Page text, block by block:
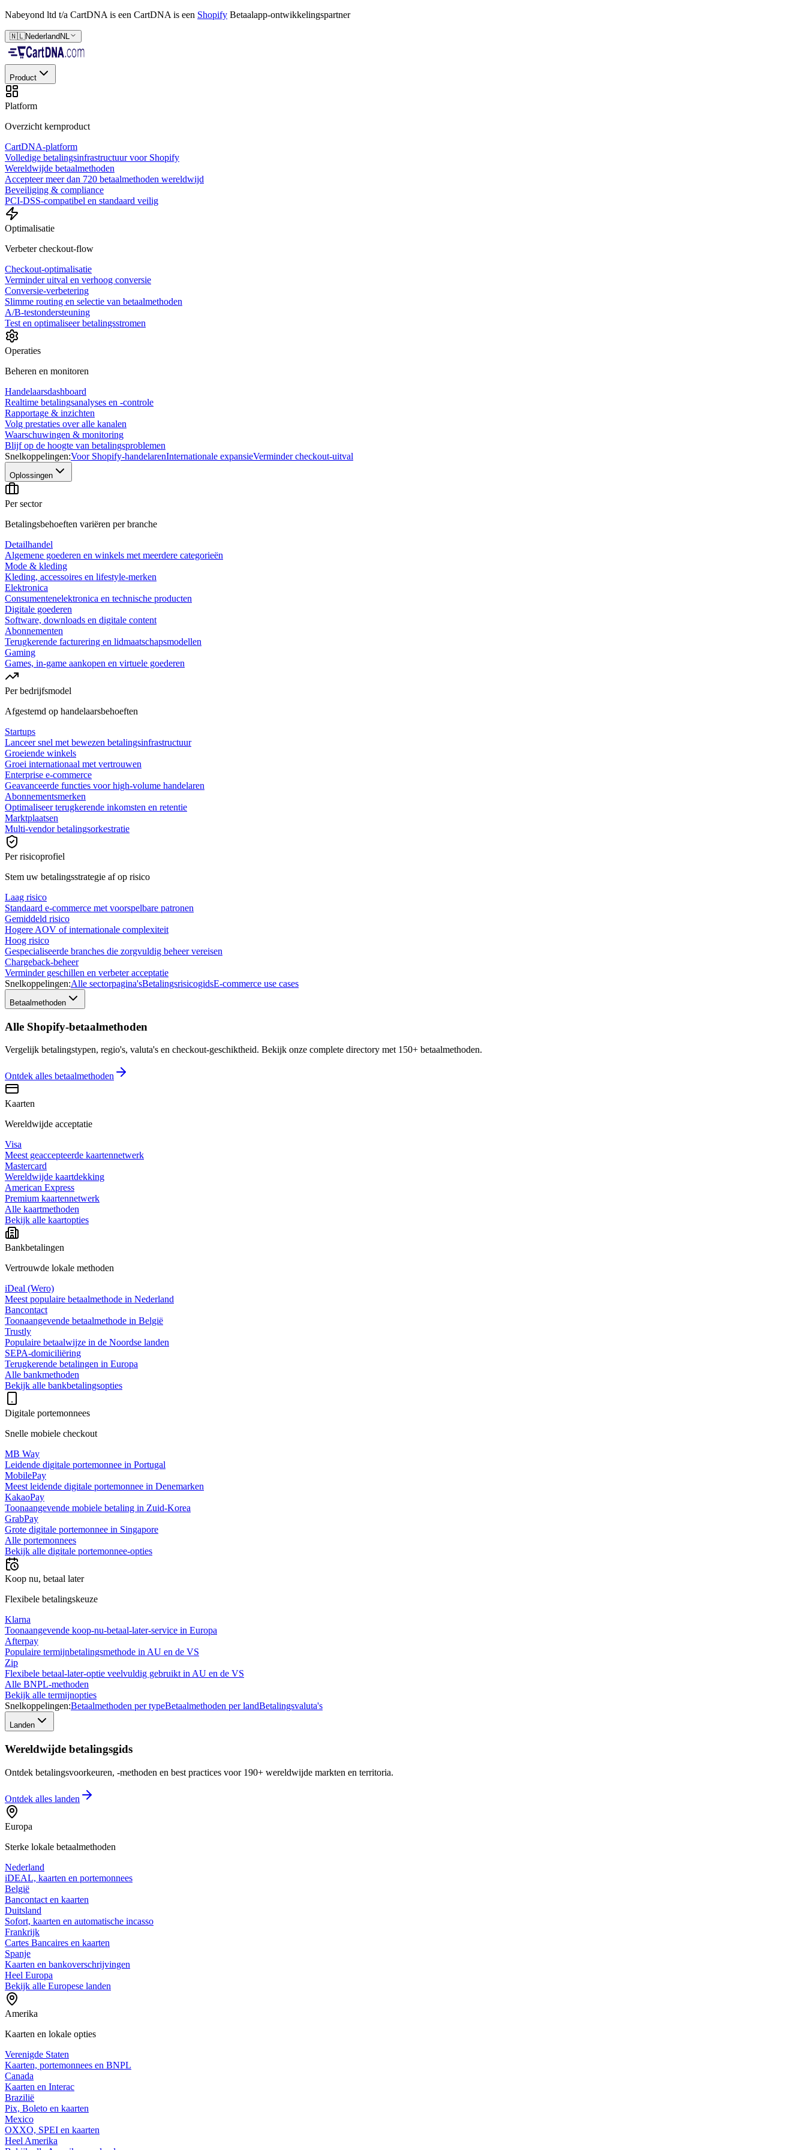
Nabeyond ltd t/a CartDNA is een CartDNA is een Shopify Betaalapp-ontwikkelingspartner
🇳🇱Nederland NL
Product
Platform
Overzicht kernproduct
CartDNA-platform
Volledige betalingsinfrastructuur voor Shopify
Wereldwijde betaalmethoden
Accepteer meer dan 720 betaalmethoden wereldwijd
Beveiliging & compliance
PCI-DSS-compatibel en standaard veilig
Optimalisatie
Verbeter checkout-flow
Checkout-optimalisatie
Verminder uitval en verhoog conversie
Conversie-verbetering
Slimme routing en selectie van betaalmethoden
A/B-testondersteuning
Test en optimaliseer betalingsstromen
Operaties
Beheren en monitoren
Handelaarsdashboard
Realtime betalingsanalyses en -controle
Rapportage & inzichten
Volg prestaties over alle kanalen
Waarschuwingen & monitoring
Blijf op de hoogte van betalingsproblemen
Snelkoppelingen:Voor Shopify-handelarenInternationale expansieVerminder checkout-uitval
Oplossingen
Per sector
Betalingsbehoeften variëren per branche
Detailhandel
Algemene goederen en winkels met meerdere categorieën
Mode & kleding
Kleding, accessoires en lifestyle-merken
Elektronica
Consumentenelektronica en technische producten
Digitale goederen
Software, downloads en digitale content
Abonnementen
Terugkerende facturering en lidmaatschapsmodellen
Gaming
Games, in-game aankopen en virtuele goederen
Per bedrijfsmodel
Afgestemd op handelaarsbehoeften
Startups
Lanceer snel met bewezen betalingsinfrastructuur
Groeiende winkels
Groei internationaal met vertrouwen
Enterprise e-commerce
Geavanceerde functies voor high-volume handelaren
Abonnementsmerken
Optimaliseer terugkerende inkomsten en retentie
Marktplaatsen
Multi-vendor betalingsorkestratie
Per risicoprofiel
Stem uw betalingsstrategie af op risico
Laag risico
Standaard e-commerce met voorspelbare patronen
Gemiddeld risico
Hogere AOV of internationale complexiteit
Hoog risico
Gespecialiseerde branches die zorgvuldig beheer vereisen
Chargeback-beheer
Verminder geschillen en verbeter acceptatie
Snelkoppelingen:Alle sectorpagina'sBetalingsrisicogidsE-commerce use cases
Betaalmethoden
Alle Shopify-betaalmethoden
Vergelijk betalingstypen, regio's, valuta's en checkout-geschiktheid. Bekijk onze complete directory met 150+ betaalmethoden.
Ontdek alles betaalmethoden
Kaarten
Wereldwijde acceptatie
Visa
Meest geaccepteerde kaartennetwerk
Mastercard
Wereldwijde kaartdekking
American Express
Premium kaartennetwerk
Alle kaartmethoden
Bekijk alle kaartopties
Bankbetalingen
Vertrouwde lokale methoden
iDeal (Wero)
Meest populaire betaalmethode in Nederland
Bancontact
Toonaangevende betaalmethode in België
Trustly
Populaire betaalwijze in de Noordse landen
SEPA-domiciliëring
Terugkerende betalingen in Europa
Alle bankmethoden
Bekijk alle bankbetalingsopties
Digitale portemonnees
Snelle mobiele checkout
MB Way
Leidende digitale portemonnee in Portugal
MobilePay
Meest leidende digitale portemonnee in Denemarken
KakaoPay
Toonaangevende mobiele betaling in Zuid-Korea
GrabPay
Grote digitale portemonnee in Singapore
Alle portemonnees
Bekijk alle digitale portemonnee-opties
Koop nu, betaal later
Flexibele betalingskeuze
Klarna
Toonaangevende koop-nu-betaal-later-service in Europa
Afterpay
Populaire termijnbetalingsmethode in AU en de VS
Zip
Flexibele betaal-later-optie veelvuldig gebruikt in AU en de VS
Alle BNPL-methoden
Bekijk alle termijnopties
Snelkoppelingen:Betaalmethoden per typeBetaalmethoden per landBetalingsvaluta's
Landen
Wereldwijde betalingsgids
Ontdek betalingsvoorkeuren, -methoden en best practices voor 190+ wereldwijde markten en territoria.
Ontdek alles landen
Europa
Sterke lokale betaalmethoden
Nederland
iDEAL, kaarten en portemonnees
België
Bancontact en kaarten
Duitsland
Sofort, kaarten en automatische incasso
Frankrijk
Cartes Bancaires en kaarten
Spanje
Kaarten en bankoverschrijvingen
Heel Europa
Bekijk alle Europese landen
Amerika
Kaarten en lokale opties
Verenigde Staten
Kaarten, portemonnees en BNPL
Canada
Kaarten en Interac
Brazilië
Pix, Boleto en kaarten
Mexico
OXXO, SPEI en kaarten
Heel Amerika